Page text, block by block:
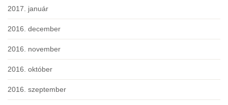
2017. január
2016. december
2016. november
2016. október
2016. szeptember